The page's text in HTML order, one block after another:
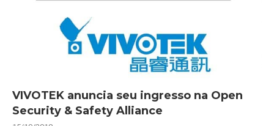
VIVOTEK anuncia seu ingresso na Open
Security & Safety Alliance